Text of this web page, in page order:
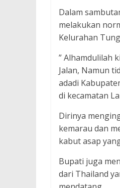
Dalam
melakukan
Kelurahan
” Alhamdulilah
Jalan, Namun
adadi
di kecamatan
Dirinya
kemarau dan
kabut asap
Bupati juga
dari Thailand